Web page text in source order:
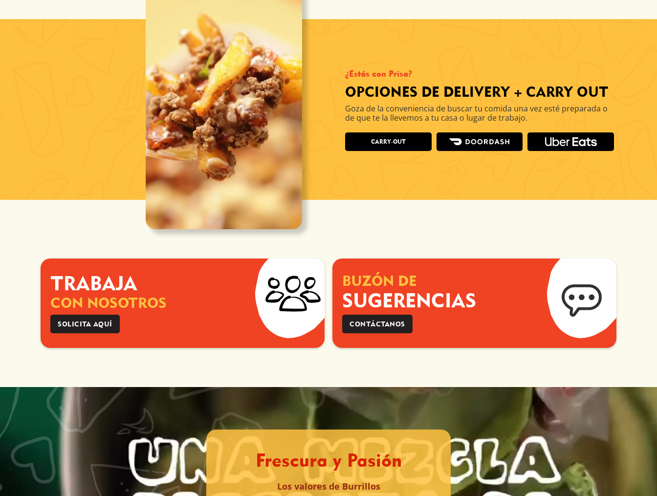
¿Estás con Prisa?
OPCIONES DE DELIVERY + CARRY OUT
Goza de la conveniencia de buscar tu comida una vez esté preparada o
de que te la llevemos a tu casa o lugar de trabajo.
CARRY-OUT
TRABAJA
CON NOSOTROS
SOLICITA AQUÍ
BUZÓN DE
SUGERENCIAS
CONTÁCTANOS
Frescura y Pasión
Los valores de Burrillos